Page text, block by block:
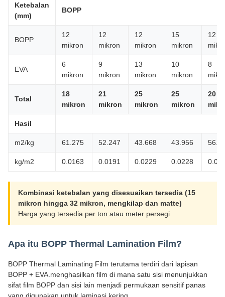
Ketebalan
(mm)
BOPP
BOPP
12
mikron
12
mikron
12
mikron
15
mikron
12
EVA
6
mikron
9
mikron
13
mikron
10
mikron
8
Total
18
mikron
21
mikron
25
mikron
25
mikron
20
Hasil
m2/kg 61.275 52.247 43.668 43.956
kg/m2 0.0163 0.0191 0.0229 0.0228
Kombinasi ketebalan yang disesuaikan tersedia (15
mikron hingga 32 mikron, mengkilap dan matte)
Harga yang tersedia per ton atau meter persegi
Apa itu BOPP Thermal Lamination Film?
BOPP Thermal Laminating Film terutama terdiri dari lapisan
BOPP + EVA.menghasilkan film di mana satu sisi menunjukkan
sifat film BOPP dan sisi lain menjadi permukaan sensitif panas
yang digunakan untuk laminasi kering.